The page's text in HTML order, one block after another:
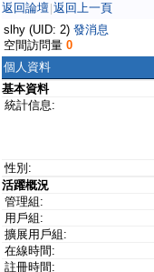
返回論壇 返回上一頁
slhy (UID: 2) 發消息
空間訪問量 0
個人資料
基本資料
統計信息:
性別:
活躍概況
管理組:
用戶組:
擴展用戶組:
在線時間:
註冊時間: